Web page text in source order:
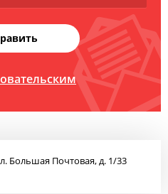
Большая Почтовая, д. 1/33